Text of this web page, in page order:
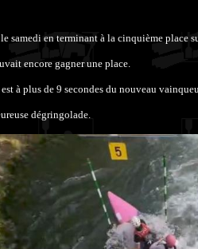
samedi en terminant à la cinquième place
encore gagner une place.
à plus de 9 secondes du nouveau
dégringolade.